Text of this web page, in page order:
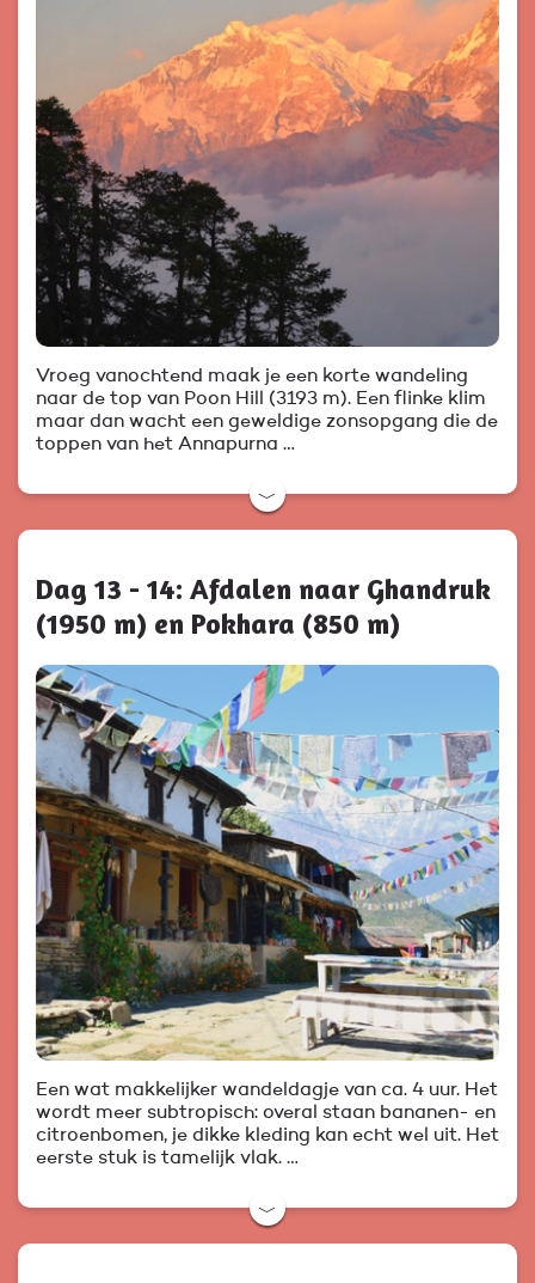
Vroeg vanochtend maak je een korte wandeling
naar de top van Poon Hill (3193 m). Een flinke klim
maar dan wacht een geweldige zonsopgang die de
toppen van het Annapurna …
﹀
Dag 13 - 14: Afdalen naar Ghandruk
(1950 m) en Pokhara (850 m)
Een wat makkelijker wandeldagje van ca. 4 uur. Het
wordt meer subtropisch: overal staan bananen- en
citroenbomen, je dikke kleding kan echt wel uit. Het
eerste stuk is tamelijk vlak. …
﹀